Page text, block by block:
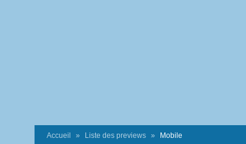
Accueil Liste des previews Mobile